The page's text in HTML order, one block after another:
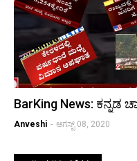
BarKing News: ಕನ್ನಡ
Anveshi - ಆಗಸ್ಟ್ 08, 2020